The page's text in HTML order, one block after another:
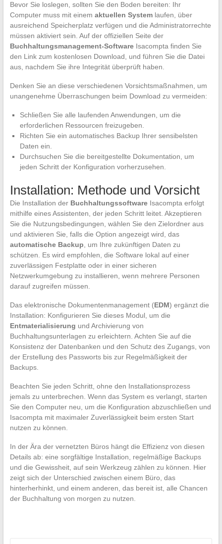
Bevor Sie loslegen, sollten Sie den Boden bereiten: Ihr
Computer muss mit einem aktuellen Systemlaufen, über
ausreichend Speicherplatz verfügen und die Administratorrechte
müssen aktiviert sein. Auf der offiziellen Seite der
Buchhaltungsmanagement-SoftwareIsacompta finden Sie
den Link zum kostenlosen Download, und führen Sie die Datei
aus, nachdem Sie ihre Integrität überprüft haben.
Denken Sie an diese verschiedenen Vorsichtsmaßnahmen, um
unangenehme Überraschungen beim Download zu vermeiden:
Schließen Sie alle laufenden Anwendungen, um die
erforderlichen Ressourcen freizugeben.
Richten Sie ein automatisches Backup Ihrer sensibelsten
Daten ein.
Durchsuchen Sie die bereitgestellte Dokumentation, um
jeden Schritt der Konfiguration vorherzusehen.
Installation: Methode und Vorsicht
Die Installation der BuchhaltungssoftwareIsacompta erfolgt
mithilfe eines Assistenten, der jeden Schritt leitet. Akzeptieren
Sie die Nutzungsbedingungen, wählen Sie den Zielordner aus
und aktivieren Sie, falls die Option angezeigt wird, das
automatische Backup , um Ihre zukünftigen Daten zu
schützen. Es wird empfohlen, die Software lokal auf einer
zuverlässigen Festplatte oder in einer sicheren
Netzwerkumgebung zu installieren, wenn mehrere Personen
darauf zugreifen müssen.
Das elektronische Dokumentenmanagement (EDM) ergänzt die
Installation: Konfigurieren Sie dieses Modul, um die
Entmaterialisierung und Archivierung von
Buchhaltungsunterlagen zu erleichtern. Achten Sie auf die
Konsistenz der Datenbanken und den Schutz des Zugangs, von
der Erstellung des Passworts bis zur Regelmäßigkeit der
Backups.
Beachten Sie jeden Schritt, ohne den Installationsprozess
jemals zu unterbrechen. Wenn das System es verlangt, starten
Sie den Computer neu, um die Konfiguration abzuschließen und
Isacompta mit maximaler Zuverlässigkeit beim ersten Start
nutzen zu können.
In der Ära der vernetzten Büros hängt die Effizienz von diesen
Details ab: eine sorgfältige Installation, regelmäßige Backups
und die Gewissheit, auf sein Werkzeug zählen zu können. Hier
zeigt sich der Unterschied zwischen einem Büro, das
hinterherhinkt, und einem anderen, das bereit ist, alle Chancen
der Buchhaltung von morgen zu nutzen.